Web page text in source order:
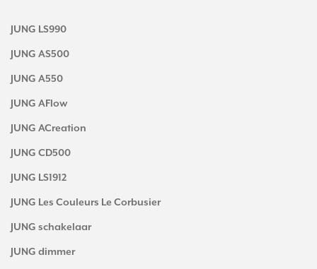
JUNG LS990
JUNG AS500
JUNG A550
JUNG AFlow
JUNG ACreation
JUNG CD500
JUNG LS1912
JUNG Les Couleurs Le Corbusier
JUNG schakelaar
JUNG dimmer